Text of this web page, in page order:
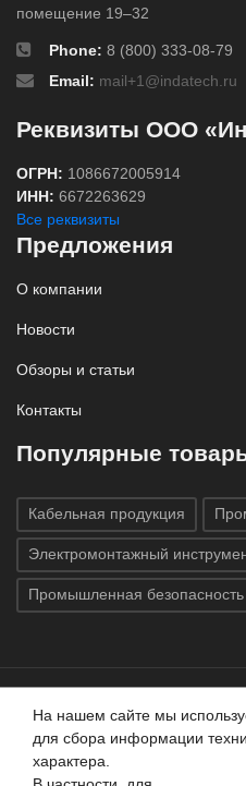
помещение 19–32
Phone: 8 (800) 333-08-79
Email: mail+1@indatech.ru
Реквизиты ООО
ОГРН: 1086672005914
ИНН: 6672263629
Все реквизиты
Предложения
О компании
Новости
Обзоры и статьи
Контакты
Популярные
Кабельная продукция
Электромонтажный
Промышленная безопасность
Все права защищены ©
защищены.Использование
Данный сайт не является
На нашем сайте мы
для сбора информации
характера.